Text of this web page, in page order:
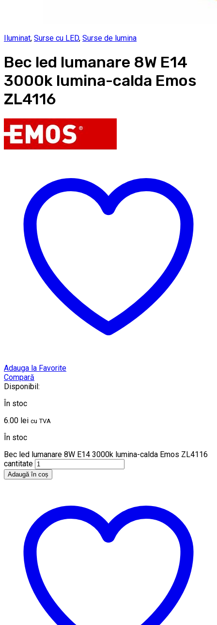
Iluminat, Surse cu LED, Surse de lumina
Bec led lumanare 8W E14
3000k lumina-calda Emos
ZL4116
Adauga la Favorite
Compară
Disponibil:
În stoc
6.00 lei cu TVA
În stoc
Bec led lumanare 8W E14 3000k lumina-calda Emos ZL4116
cantitate
Adaugă în coș